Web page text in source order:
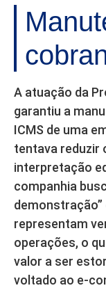
A atuação da
garantiu a
ICMS de uma
tentava reduzir
interpretação
companhia
representam
operações, o
valor a ser
voltado ao e-